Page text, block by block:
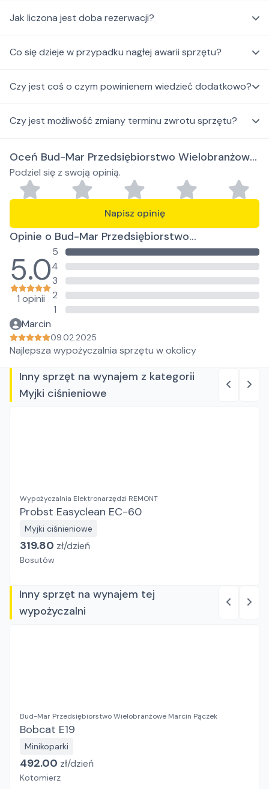
Jak liczona jest doba rezerwacji?
Co się dzieje w przypadku nagłej awarii sprzętu?
Czy jest coś o czym powinienem wiedzieć dodatkowo?
Czy jest możliwość zmiany terminu zwrotu sprzętu?
Oceń Bud-Mar Przedsiębiorstwo Wielobranżowe
Marcin Pączek
Podziel się z swoją opinią.
Napisz opinię
Opinie o Bud-Mar Przedsiębiorstwo
Wielobranżowe Marcin Pączek
5.0
1 opinii
5
4
3
2
1
Marcin
09.02.2025
Najlepsza wypożyczalnia sprzętu w okolicy
Inny sprzęt na wynajem z kategorii
Myjki ciśnieniowe
Wypożyczalnia Elektronarzędzi REMONT
Probst Easyclean EC-60
Myjki ciśnieniowe
319.80 zł/dzień
Bosutów
Inny sprzęt na wynajem tej
wypożyczalni
Bud-Mar Przedsiębiorstwo Wielobranżowe Marcin Pączek
Bobcat E19
Minikoparki
492.00 zł/dzień
Kotomierz